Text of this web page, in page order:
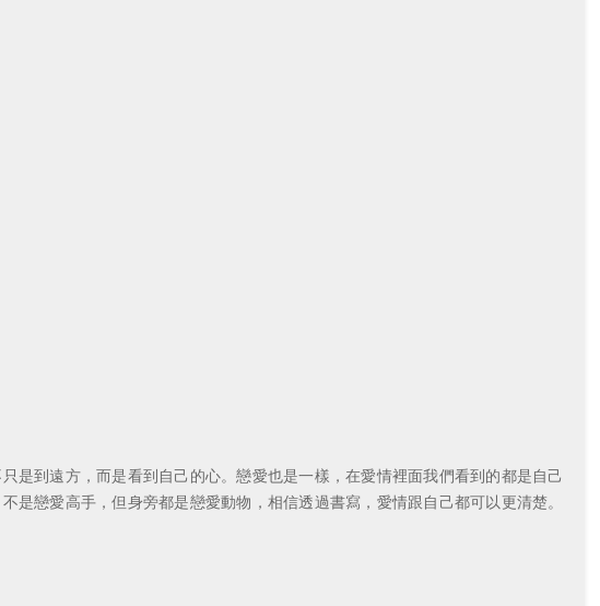
是到遠方，而是看到自己的心。戀愛也是一樣，在愛情裡面我們看到的都是自己
戀愛高手，但身旁都是戀愛動物，相信透過書寫，愛情跟自己都可以更清楚。